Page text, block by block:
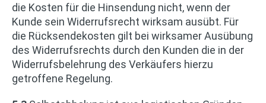
die Kosten für die Hinsendung nicht, wenn der
Kunde sein Widerrufsrecht wirksam ausübt. Für
die Rücksendekosten gilt bei wirksamer Ausübung
des Widerrufsrechts durch den Kunden die in der
Widerrufsbelehrung des Verkäufers hierzu
getroffene Regelung.